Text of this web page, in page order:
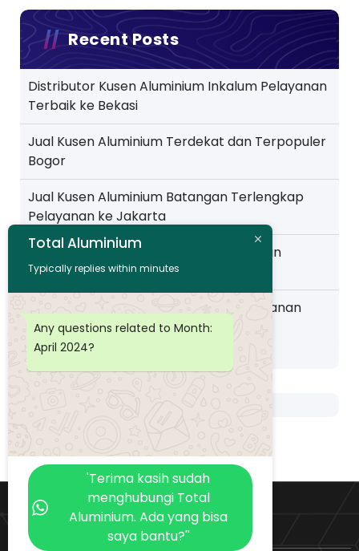
g
i
n
a
t
i
o
n
Recent Posts
Distributor Kusen Aluminium Inkalum Pelayanan
Terbaik ke Bekasi
Jual Kusen Aluminium Terdekat dan Terpopuler
Bogor
Jual Kusen Aluminium Batangan Terlengkap
Pelayanan ke Jakarta
Toko Kusen Aluminium Murah Pelayanan
Wilayah Pemalang
Distributor Kusen Aluminium Murah layanan
Wilayah Purwokerto
Total Aluminium
Typically replies within minutes
Any questions related to Month:
April 2024?
'Terima kasih sudah
menghubungi Total
Aluminium. Ada yang bisa
saya bantu?''